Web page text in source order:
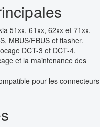
51xx, 61xx, 62xx et 71xx.
MBUS/FBUS et flasher.
DCT-3 et DCT-4.
et la maintenance des
pour les connecteurs